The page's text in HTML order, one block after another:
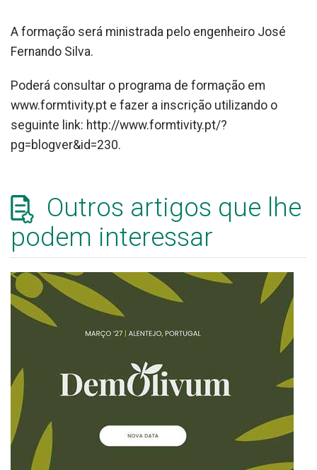
A formação será ministrada pelo engenheiro José
Fernando Silva.
Poderá consultar o programa de formação em
www.formtivity.pt e fazer a inscrição utilizando o
seguinte link: http://www.formtivity.pt/?
pg=blogver&id=230.
Outros artigos que lhe
podem interessar